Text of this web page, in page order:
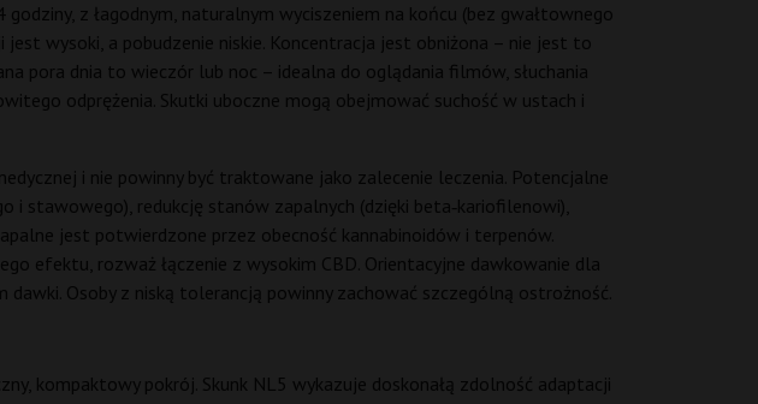
z łagodnym, naturalnym wyciszeniem na końcu (bez gwałtownego
wysoki, a pobudzenie niskie. Koncentracja jest obniżona – nie jest to
pora dnia to wieczór lub noc – idealna do oglądania filmów, słuchania
odprężenia. Skutki uboczne mogą obejmować suchość w ustach i
i nie powinny być traktowane jako zalecenie leczenia. Potencjalne
i stawowego), redukcję stanów zapalnych (dzięki beta‑kariofilenowi),
jest potwierdzone przez obecność kannabinoidów i terpenów.
efektu, rozważ łączenie z wysokim CBD. Orientacyjne dawkowanie dla
Osoby z niską tolerancją powinny zachować szczególną ostrożność.
kompaktowy pokrój. Skunk NL5 wykazuje doskonałą zdolność adaptacji